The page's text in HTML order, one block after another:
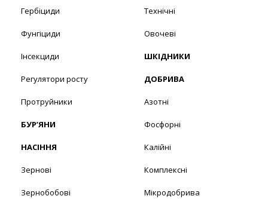
Гербіциди
Фунгіциди
Інсекциди
Регулятори росту
Протруйники
БУР’ЯНИ
НАСІННЯ
Зернові
Зернобобові
Технічні
Овочеві
ШКІДНИКИ
ДОБРИВА
Азотні
Фосфорні
Калійні
Комплексні
Мікродобрива